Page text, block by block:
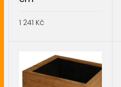
1 241 Kč